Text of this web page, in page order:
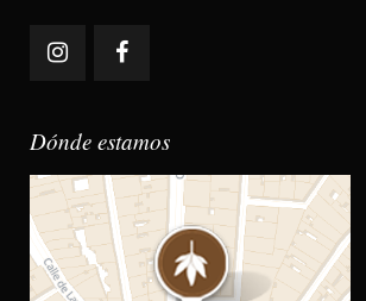
Dónde estamos